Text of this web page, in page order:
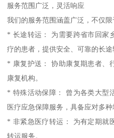
服务范围广泛，灵活响应
我们的服务范围涵盖广泛，不仅
* 长途转运： 为需要跨省市回家
疗的患者，提供安全、可靠的长途
* 康复护送： 协助康复期患者、
康复机构。
* 特殊活动保障： 曾为各类大型
医疗应急保障服务，具备应对多种
* 非紧急医疗转运： 为有定期就
转运服务。